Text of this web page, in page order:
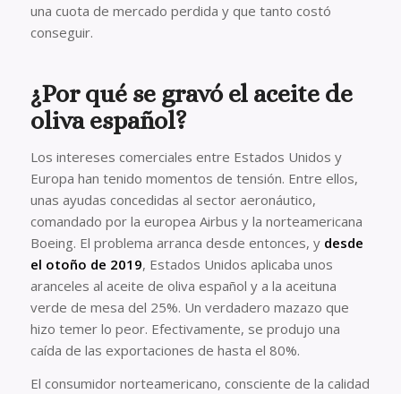
una cuota de mercado perdida y que tanto costó
conseguir.
¿Por qué se gravó el aceite de
oliva español?
Los intereses comerciales entre Estados Unidos y
Europa han tenido momentos de tensión. Entre ellos,
unas ayudas concedidas al sector aeronáutico,
comandado por la europea Airbus y la norteamericana
Boeing. El problema arranca desde entonces, y desde
el otoño de 2019, Estados Unidos aplicaba unos
aranceles al aceite de oliva español y a la aceituna
verde de mesa del 25%. Un verdadero mazazo que
hizo temer lo peor. Efectivamente, se produjo una
caída de las exportaciones de hasta el 80%.
El consumidor norteamericano, consciente de la calidad